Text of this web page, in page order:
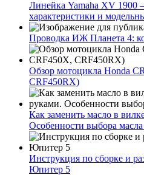
Линейка Yamaha XV 1900
характеристики и
Проводка ИЖ Планета 4:
Обзор мотоцикла Honda
CRF450RX)
Как заменить масло в
Особенности выбора
Инструкция по сборке и
Юпитер 5